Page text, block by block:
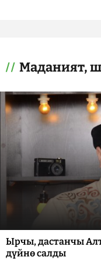
Маданият,
Ырчы, дастанчы
дүйнө салды